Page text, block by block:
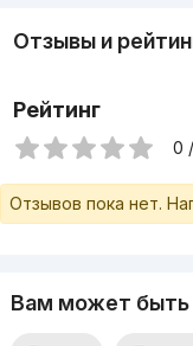
Отзывы и
Рейтинг
0
Отзывов пока нет.
Вам может быть